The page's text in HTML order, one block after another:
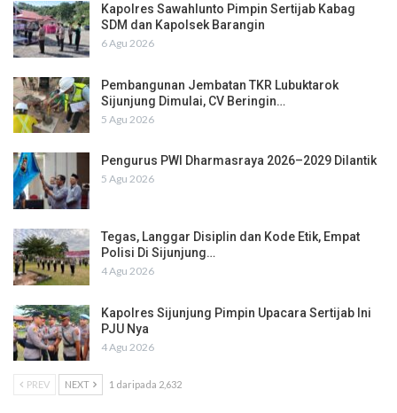
Kapolres Sawahlunto Pimpin Sertijab Kabag
SDM dan Kapolsek Barangin
6 Agu 2026
Pembangunan Jembatan TKR Lubuktarok
Sijunjung Dimulai, CV Beringin…
5 Agu 2026
Pengurus PWI Dharmasraya 2026–2029 Dilantik
5 Agu 2026
Tegas, Langgar Disiplin dan Kode Etik, Empat
Polisi Di Sijunjung…
4 Agu 2026
Kapolres Sijunjung Pimpin Upacara Sertijab Ini
PJU Nya
4 Agu 2026
PREV NEXT 1 daripada 2,632